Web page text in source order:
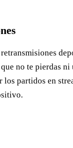
no te pierdas
partidos en